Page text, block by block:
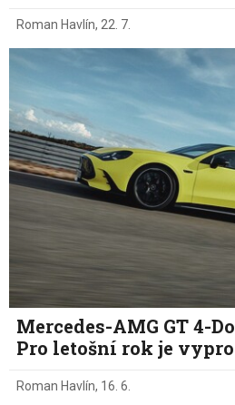
Roman Havlín, 22. 7.
Mercedes-AMG GT 4-
Pro letošní rok je
Roman Havlín, 16. 6.